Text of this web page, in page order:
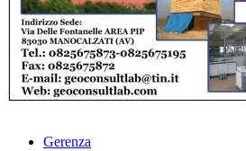
Gerenza